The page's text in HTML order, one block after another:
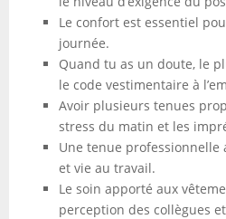
Le confort est essentiel
journée.
Quand tu as un doute, le
le code vestimentaire à
Avoir plusieurs tenues
stress du matin et les
Une tenue professionnelle
et vie au travail.
Le soin apporté aux
perception des collègues